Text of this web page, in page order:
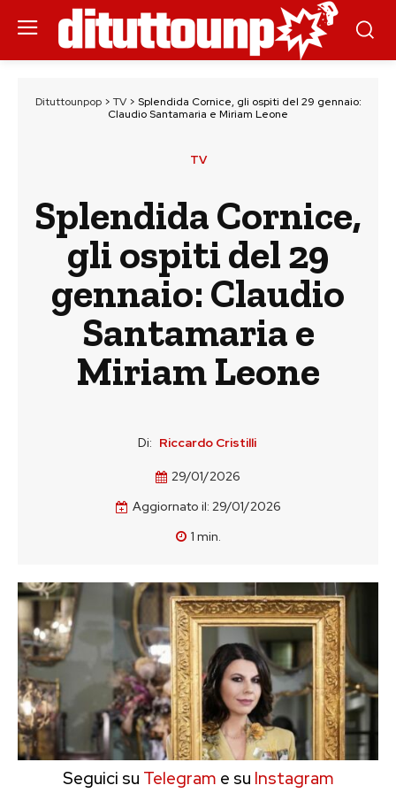
Dituttounpop> TV> Splendida Cornice, gli ospiti del 29 gennaio:
Claudio Santamaria e Miriam Leone
TV
Splendida Cornice,
gli ospiti del 29
gennaio: Claudio
Santamaria e
Miriam Leone
Di: Riccardo Cristilli
29/01/2026
Aggiornato il: 29/01/2026
1 min.
Seguici su Telegram e su Instagram